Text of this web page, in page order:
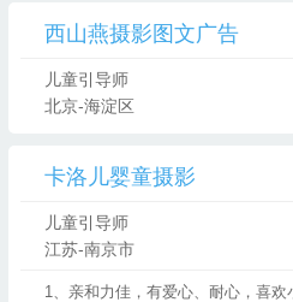
西山燕摄影图文广告
儿童引导师
北京-海淀区
卡洛儿婴童摄影
儿童引导师
江苏-南京市